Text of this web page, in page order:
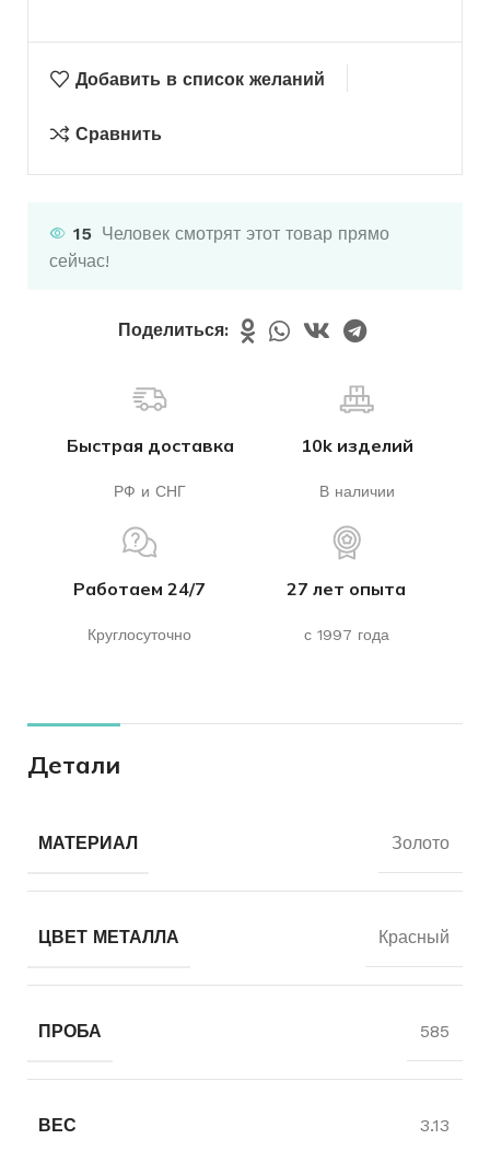
Добавить в список желаний
Сравнить
15 Человек смотрят этот товар прямо
сейчас!
Поделиться:
Быстрая доставка
РФ и СНГ
10k изделий
В наличии
Работаем 24/7
Круглосуточно
27 лет опыта
с 1997 года
Детали
МАТЕРИАЛ Золото
ЦВЕТ МЕТАЛЛА Красный
ПРОБА 585
ВЕС 3.13